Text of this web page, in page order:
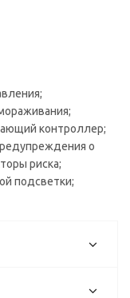
контроллер;
о
риска;
подсветки;